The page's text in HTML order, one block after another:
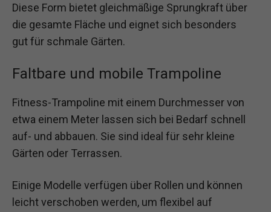
Diese Form bietet gleichmäßige Sprungkraft über
die gesamte Fläche und eignet sich besonders
gut für schmale Gärten.
Faltbare und mobile Trampoline
Fitness-Trampoline mit einem Durchmesser von
etwa einem Meter lassen sich bei Bedarf schnell
auf- und abbauen. Sie sind ideal für sehr kleine
Gärten oder Terrassen.
Einige Modelle verfügen über Rollen und können
leicht verschoben werden, um flexibel auf